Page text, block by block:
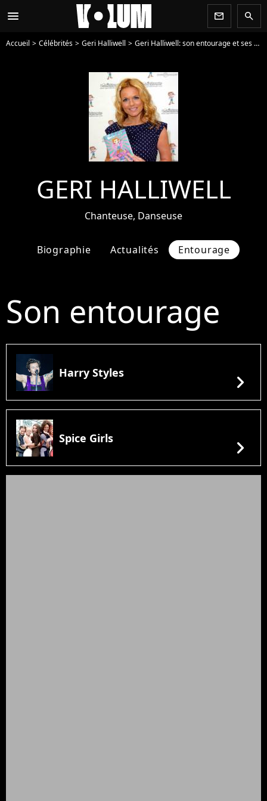
menu newsletter search
Accueil Célébrités Geri Halliwell Geri Halliwell: son entourage et ses relations
GERI HALLIWELL
Chanteuse, Danseuse
Biographie Actualités Entourage
Son entourage
Harry Styles chevron_right
Spice Girls chevron_right